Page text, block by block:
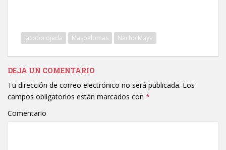
jacobo ojeda Maspalomas Nacho Maya
DEJA UN COMENTARIO
Tu dirección de correo electrónico no será publicada. Los
campos obligatorios están marcados con *
Comentario